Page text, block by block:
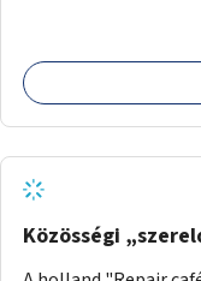
Közösségi